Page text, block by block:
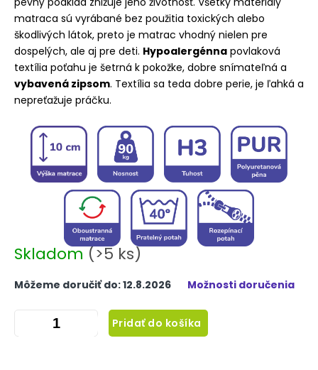
Skladom(>5 ks)
Môžeme doručiť do:12.8.2026 Možnosti doručenia
Pridať do košíka
matraca sú vyrábané bez použitia toxických alebo
škodlivých látok, preto je matrac vhodný nielen pre
dospelých, ale aj pre deti. Hypoalergénna povlaková
textília poťahu je šetrná k pokožke, dobre snímateľná a
vybavená zipsom. Textília sa teda dobre perie, je ľahká a
nepreťažuje práčku.